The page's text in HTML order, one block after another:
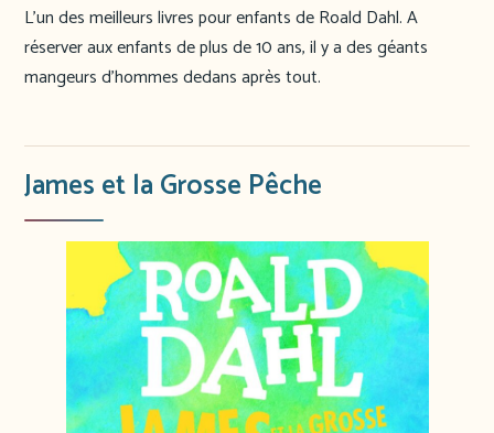
L’un des meilleurs livres pour enfants de Roald Dahl. A
réserver aux enfants de plus de 10 ans, il y a des géants
mangeurs d’hommes dedans après tout.
James et la Grosse Pêche